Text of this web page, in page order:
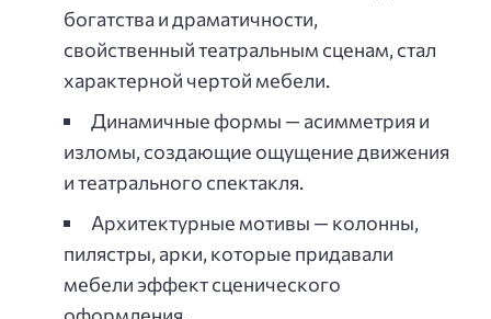
богатства и драматичности,
свойственный театральным сценам, стал
характерной чертой мебели.
Динамичные формы — асимметрия и
изломы, создающие ощущение движения
и театрального спектакля.
Архитектурные мотивы — колонны,
пилястры, арки, которые придавали
мебели эффект сценического